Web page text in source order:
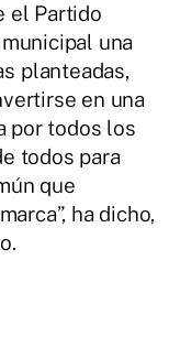
el Partido
una
planteadas,
en una
por todos los
todos para
que
ha dicho,